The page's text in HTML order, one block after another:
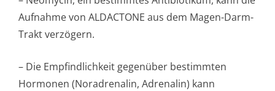
Aufnahme von ALDACTONE aus dem Magen-Darm-
Trakt verzögern.
– Die Empfindlichkeit gegenüber bestimmten
Hormonen (Noradrenalin, Adrenalin) kann